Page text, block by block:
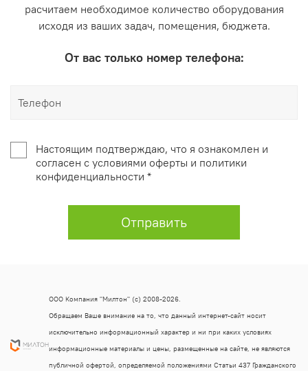
расчитаем необходимое количество оборудования
исходя из ваших задач, помещения, бюджета.
От вас только номер телефона:
Настоящим подтверждаю, что я ознакомлен и
согласен с условиями оферты и политики
конфиденциальности *
Отправить
ООО Компания "Милтон" (с) 2008-2026.
Обращаем Ваше внимание на то, что данный интернет-сайт носит
исключительно информационный характер и ни при каких условиях
информационные материалы и цены, размещенные на сайте, не являются
публичной офертой, определяемой положениями Статьи 437 Гражданского